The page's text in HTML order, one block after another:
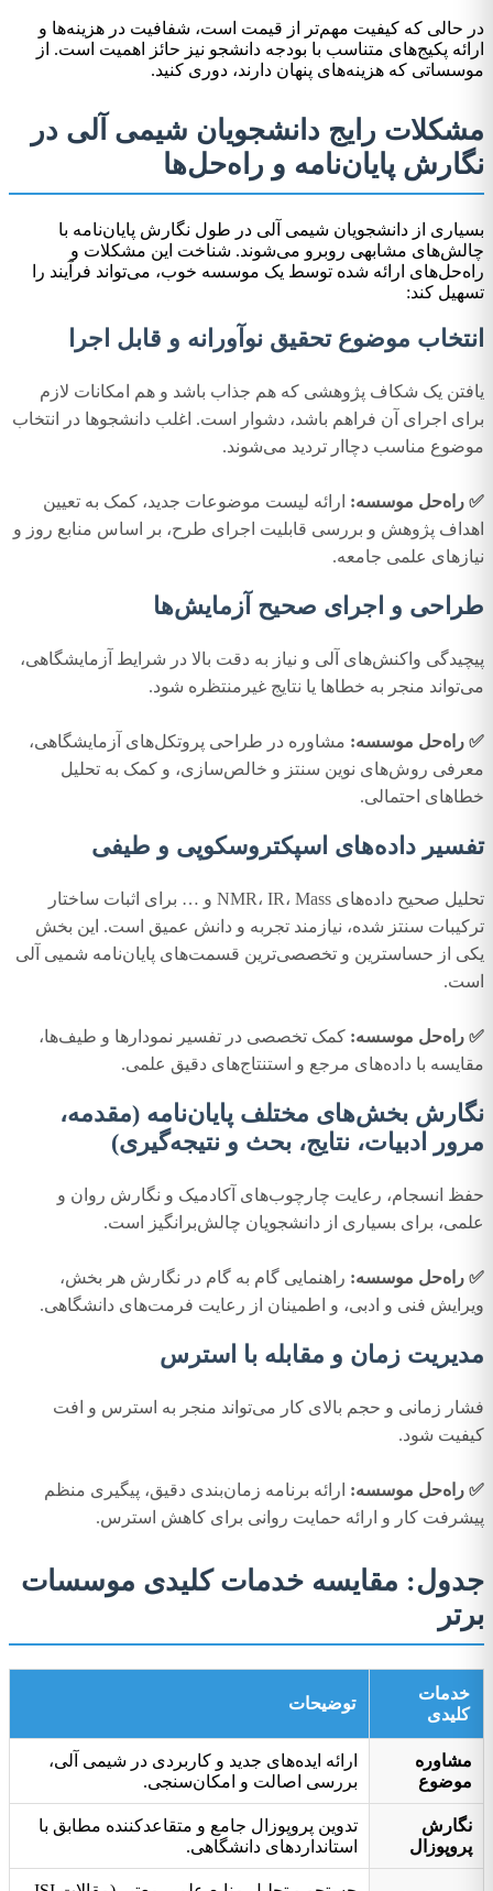
در حالی که کیفیت مهم‌تر از قیمت است، شفافیت در هزینه‌ها و
ارائه پکیج‌های متناسب با بودجه دانشجو نیز حائز اهمیت است. از
موسساتی که هزینه‌های پنهان دارند، دوری کنید.
مشکلات رایج دانشجویان شیمی آلی در
نگارش پایان‌نامه و راه‌حل‌ها
بسیاری از دانشجویان شیمی آلی در طول نگارش پایان‌نامه با
چالش‌های مشابهی روبرو می‌شوند. شناخت این مشکلات و
راه‌حل‌های ارائه شده توسط یک موسسه خوب، می‌تواند فرآیند را
تسهیل کند:
انتخاب موضوع تحقیق نوآورانه و قابل اجرا
یافتن یک شکاف پژوهشی که هم جذاب باشد و هم امکانات لازم
برای اجرای آن فراهم باشد، دشوار است. اغلب دانشجوها در انتخاب
موضوع مناسب دچاار تردید می‌شوند.
✅ راه‌حل موسسه: ارائه لیست موضوعات جدید، کمک به تعیین
اهداف پژوهش و بررسی قابلیت اجرای طرح، بر اساس منابع روز و
نیازهای علمی جامعه.
طراحی و اجرای صحیح آزمایش‌ها
پیچیدگی واکنش‌های آلی و نیاز به دقت بالا در شرایط آزمایشگاهی،
می‌تواند منجر به خطاها یا نتایج غیرمنتظره شود.
✅ راه‌حل موسسه: مشاوره در طراحی پروتکل‌های آزمایشگاهی،
معرفی روش‌های نوین سنتز و خالص‌سازی، و کمک به تحلیل
خطاهای احتمالی.
تفسیر داده‌های اسپکتروسکوپی و طیفی
تحلیل صحیح داده‌های NMR، IR، Mass و … برای اثبات ساختار
ترکیبات سنتز شده، نیازمند تجربه و دانش عمیق است. این بخش
یکی از حساسترین و تخصصی‌ترین قسمت‌های پایان‌نامه شمیی آلی
است.
✅ راه‌حل موسسه: کمک تخصصی در تفسیر نمودارها و طیف‌ها،
مقایسه با داده‌های مرجع و استنتاج‌های دقیق علمی.
نگارش بخش‌های مختلف پایان‌نامه (مقدمه،
مرور ادبیات، نتایج، بحث و نتیجه‌گیری)
حفظ انسجام، رعایت چارچوب‌های آکادمیک و نگارش روان و
علمی، برای بسیاری از دانشجویان چالش‌برانگیز است.
✅ راه‌حل موسسه: راهنمایی گام به گام در نگارش هر بخش،
ویرایش فنی و ادبی، و اطمینان از رعایت فرمت‌های دانشگاهی.
مدیریت زمان و مقابله با استرس
فشار زمانی و حجم بالای کار می‌تواند منجر به استرس و افت
کیفیت شود.
✅ راه‌حل موسسه: ارائه برنامه زمان‌بندی دقیق، پیگیری منظم
پیشرفت کار و ارائه حمایت روانی برای کاهش استرس.
جدول: مقایسه خدمات کلیدی موسسات
برتر
خدمات
کلیدی
توضیحات
مشاوره
موضوع
ارائه ایده‌های جدید و کاربردی در شیمی آلی،
بررسی اصالت و امکان‌سنجی.
نگارش
پروپوزال
تدوین پروپوزال جامع و متقاعدکننده مطابق با
استانداردهای دانشگاهی.